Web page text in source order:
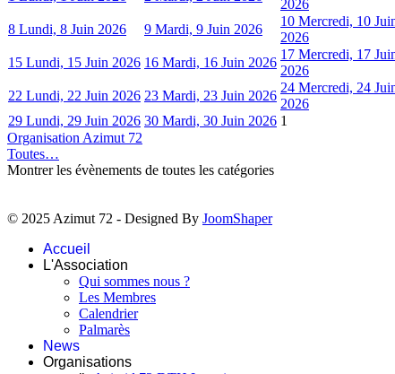
2026
8 Lundi, 8 Juin 2026 9 Mardi, 9 Juin 2026
10 Mercredi, 10
2026
15 Lundi, 15 Juin 2026 16 Mardi, 16 Juin 2026
17 Mercredi, 17
2026
22 Lundi, 22 Juin 2026 23 Mardi, 23 Juin 2026
24 Mercredi, 24
2026
29 Lundi, 29 Juin 2026 30 Mardi, 30 Juin 2026 1
Organisation Azimut 72
Toutes…
Montrer les évènements de toutes les catégories
© 2025 Azimut 72 - Designed By JoomShaper
Accueil
L'Association
Qui sommes nous ?
Les Membres
Calendrier
Palmarès
News
Organisations